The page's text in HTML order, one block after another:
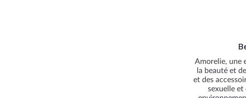
Amorelie, une
la beauté et
et des
sexuelle